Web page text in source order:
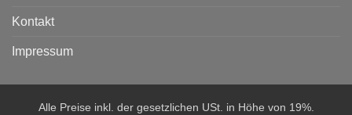
Kontakt
Impressum
Alle Preise inkl. der gesetzlichen USt. in Höhe von 19%.